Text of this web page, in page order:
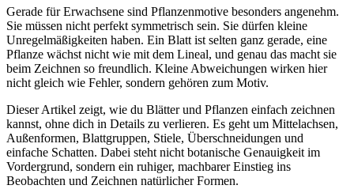
Gerade für Erwachsene sind Pflanzenmotive besonders angenehm.
Sie müssen nicht perfekt symmetrisch sein. Sie dürfen kleine
Unregelmäßigkeiten haben. Ein Blatt ist selten ganz gerade, eine
Pflanze wächst nicht wie mit dem Lineal, und genau das macht sie
beim Zeichnen so freundlich. Kleine Abweichungen wirken hier
nicht gleich wie Fehler, sondern gehören zum Motiv.
Dieser Artikel zeigt, wie du Blätter und Pflanzen einfach zeichnen
kannst, ohne dich in Details zu verlieren. Es geht um Mittelachsen,
Außenformen, Blattgruppen, Stiele, Überschneidungen und
einfache Schatten. Dabei steht nicht botanische Genauigkeit im
Vordergrund, sondern ein ruhiger, machbarer Einstieg ins
Beobachten und Zeichnen natürlicher Formen.